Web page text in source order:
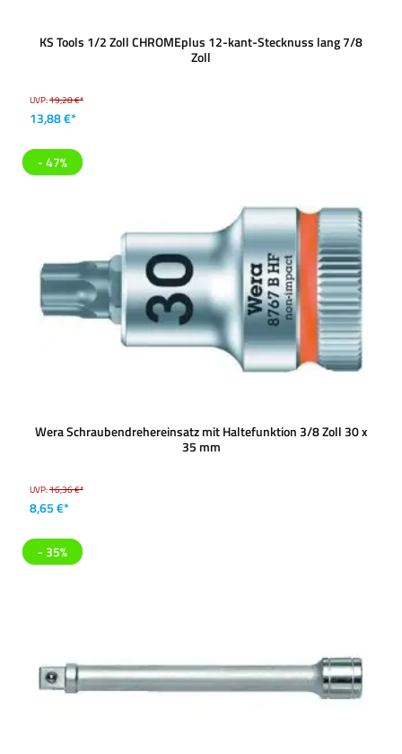
KS Tools 1/2 Zoll CHROMEplus 12-kant-Stecknuss lang 7/8
Zoll
UVP:19,28 €*
13,88 €*
- 47%
Wera Schraubendrehereinsatz mit Haltefunktion 3/8 Zoll 30 x
35 mm
UVP:16,36 €*
8,65 €*
- 35%